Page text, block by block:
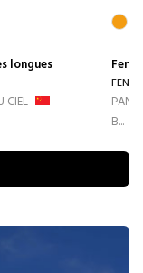
longues
CIEL
B...